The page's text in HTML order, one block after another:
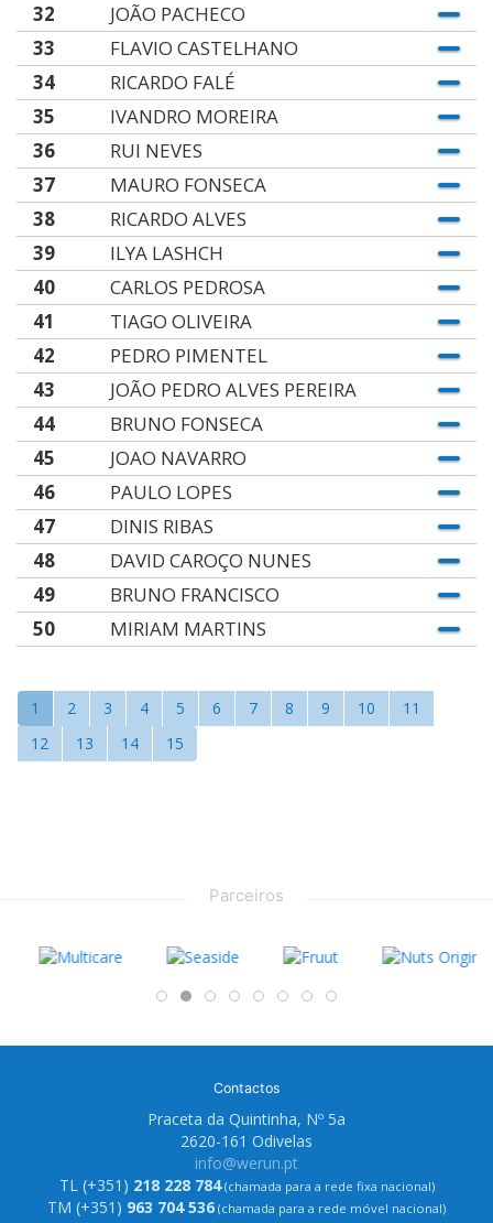
32
JOÃO PACHECO
33
FLAVIO CASTELHANO
34
RICARDO FALÉ
35
IVANDRO MOREIRA
36
RUI NEVES
37
MAURO FONSECA
38
RICARDO ALVES
39
ILYA LASHCH
40
CARLOS PEDROSA
41
TIAGO OLIVEIRA
42
PEDRO PIMENTEL
43
JOÃO PEDRO ALVES PEREIRA
44
BRUNO FONSECA
45
JOAO NAVARRO
46
PAULO LOPES
47
DINIS RIBAS
48
DAVID CAROÇO NUNES
49
BRUNO FRANCISCO
50
MIRIAM MARTINS
1 2 3 4 5 6 7 8 9 10
11
12
13 14 15
Parceiros
Contactos
Praceta da Quintinha, Nº 5a
2620-161 Odivelas
info@werun.pt
TL (+351) 218 228 784(chamada para a rede fixa nacional)
TM (+351) 963 704 536 (chamada para a rede móvel nacional)